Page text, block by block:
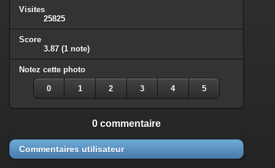
Visites
25825
Score
3.87 (1 note)
Notez cette photo
0 1 2 3 4 5
0 commentaire
Commentaires utilisateur